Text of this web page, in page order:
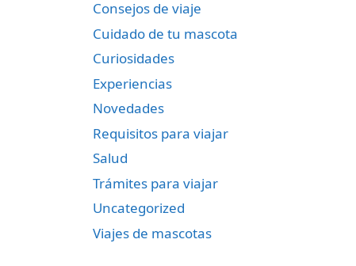
Consejos de viaje
Cuidado de tu mascota
Curiosidades
Experiencias
Novedades
Requisitos para viajar
Salud
Trámites para viajar
Uncategorized
Viajes de mascotas